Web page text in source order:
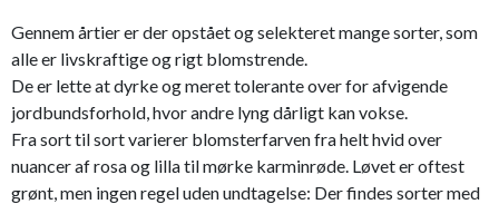
Gennem årtier er der opstået og selekteret mange sorter, som
alle er livskraftige og rigt blomstrende.
De er lette at dyrke og meret tolerante over for afvigende
jordbundsforhold, hvor andre lyng dårligt kan vokse.
Fra sort til sort varierer blomsterfarven fra helt hvid over
nuancer af rosa og lilla til mørke karminrøde. Løvet er oftest
grønt, men ingen regel uden undtagelse: Der findes sorter med